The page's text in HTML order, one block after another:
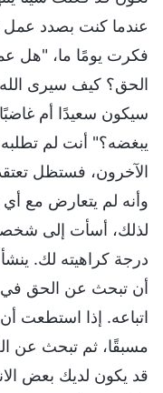
عندما كنت بصدد
فكرت يومًا ما، "هل
الحق؟ كيف سيرى
سيكون سعيدًا أم
يبغضه؟" أنت لم
الآخرون، فستظل
وأنه لم يتعارض مع
لذلك، أسأت إلى
درجة كراهيته لك.
أن تبحث عن الحق
اتباعه. إذا استطعت
مسبقًا، ثم تبحث عن
قد يكون لديك بعض